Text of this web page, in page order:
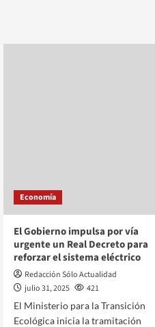
Economía
El Gobierno impulsa por vía
urgente un Real Decreto para
reforzar el sistema eléctrico
Redacción Sólo Actualidad
julio 31, 2025
421
El Ministerio para la Transición
Ecológica inicia la tramitación